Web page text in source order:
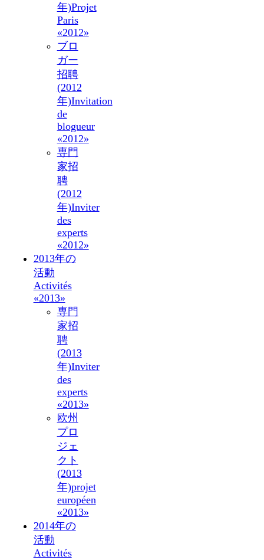
年)Projet
Paris
«2012»
ブロ
ガー
招聘
(2012
年)Invitation
de
blogueur
«2012»
専門
家招
聘
(2012
年)Inviter
des
experts
«2012»
2013年の
活動
Activités
«2013»
専門
家招
聘
(2013
年)Inviter
des
experts
«2013»
欧州
プロ
ジェ
クト
(2013
年)projet
européen
«2013»
2014年の
活動
Activités